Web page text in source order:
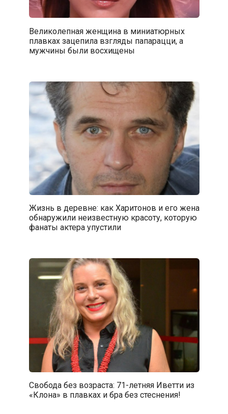
Великолепная женщина в миниатюрных
плавках зацепила взгляды папарацци, а
мужчины были восхищены
Жизнь в деревне: как Харитонов и его жена
обнаружили неизвестную красоту, которую
фанаты актера упустили
Свобода без возраста: 71-летняя Иветти из
«Клона» в плавках и бра без стеснения!